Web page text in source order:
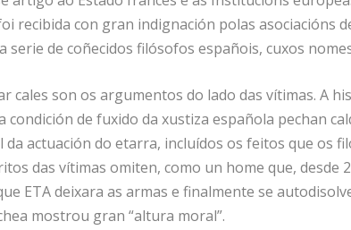
recibida con gran indignación polas asociacións
serie de coñecidos filósofos españois, cuxos
cales son os argumentos do lado das vítimas. A
condición de fuxido da xustiza española pechan
actuación do etarra, incluídos os feitos que os
das vítimas omiten, como un home que, desde
ETA deixara as armas e finalmente se
mostrou gran “altura moral”.